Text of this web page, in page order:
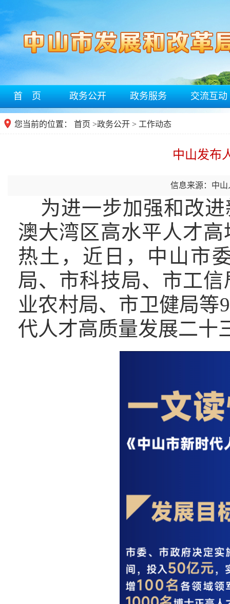
首 页 政务公开 政务服务 交流互动
您当前的位置： 首页 >政务公开 > 工作动态
中山发布
信息来源：中山
为进一步加强和改进
澳大湾区高水平人才
热土，近日，中山市
局、市科技局、市工
业农村局、市卫健局等
代人才高质量发展二十